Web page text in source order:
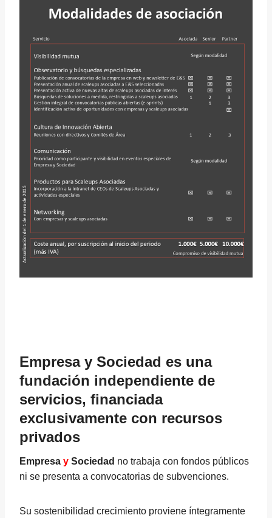
Empresa y Sociedad es una
fundación independiente de
servicios, financiada
exclusivamente con recursos
privados
Empresa y Sociedad no trabaja con fondos públicos
ni se presenta a convocatorias de subvenciones.
Su sostenibilidad crecimiento proviene íntegramente